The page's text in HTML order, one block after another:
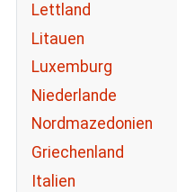
Lettland
Litauen
Luxemburg
Niederlande
Nordmazedonien
Griechenland
Italien